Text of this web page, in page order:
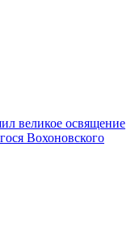
великое освящение
Вохоновского